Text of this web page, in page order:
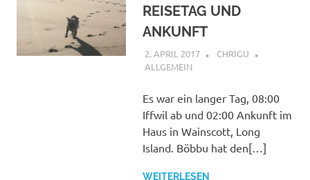
REISETAG UND
ANKUNFT
2. APRIL 2017
CHRIGU
ALLGEMEIN
Es war ein langer Tag, 08:00
Iffwil ab und 02:00 Ankunft im
Haus in Wainscott, Long
Island. Böbbu hat den[…]
WEITERLESEN